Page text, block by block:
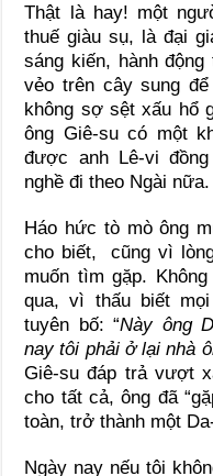
Thật là hay! một
thuế giàu sụ, là đại
sáng kiến, hành
vẻo trên cây sung
không sợ sệt xấu hổ
ông Giê-su có một
được anh Lê-vi
nghề đi theo Ngài nữa.
Háo hức tò mò ông
cho biết, cũng vì
muốn tìm gặp.
qua, vì thấu biết
tuyên bố: “Này ông
nay tôi phải ở lại nhà
Giê-su đáp trả vượt
cho tất cả, ông đã
toàn, trở thành một
Ngày nay nếu tôi